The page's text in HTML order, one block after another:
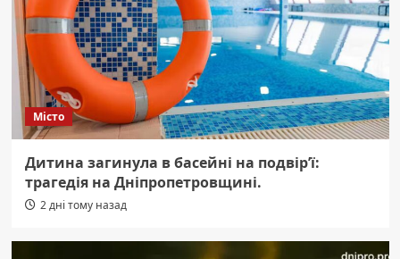
Місто
Дитина загинула в басейні на подвір’ї:
трагедія на Дніпропетровщині.
2 дні тому назад